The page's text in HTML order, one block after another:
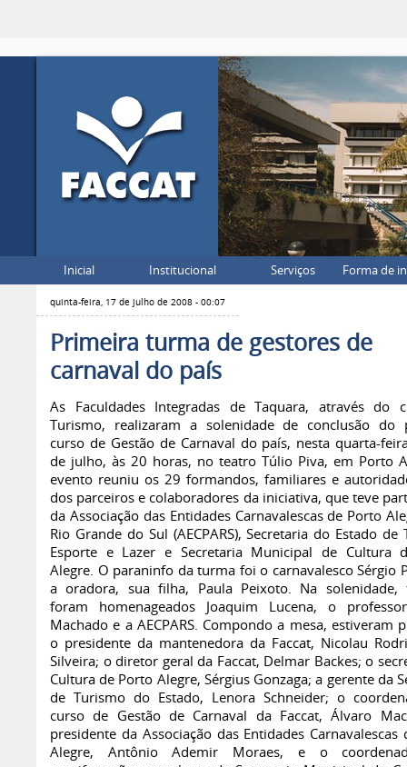
Inicial Institucional Serviços Forma de
quinta-feira, 17 de julho de 2008 - 00:07
Primeira turma de gestores de
carnaval do país
As Faculdades Integradas de Taquara, através do
Turismo, realizaram a solenidade de conclusão do
curso de Gestão de Carnaval do país, nesta quarta-
de julho, às 20 horas, no teatro Túlio Piva, em Porto
evento reuniu os 29 formandos, familiares e
dos parceiros e colaboradores da iniciativa, que teve
da Associação das Entidades Carnavalescas de Porto
Rio Grande do Sul (AECPARS), Secretaria do Estado de
Esporte e Lazer e Secretaria Municipal de Cultura
Alegre. O paraninfo da turma foi o carnavalesco Sérgio
a oradora, sua filha, Paula Peixoto. Na solenidade,
foram homenageados Joaquim Lucena, o
Machado e a AECPARS. Compondo a mesa, estiveram
o presidente da mantenedora da Faccat, Nicolau
Silveira; o diretor geral da Faccat, Delmar Backes; o
Cultura de Porto Alegre, Sérgius Gonzaga; a gerente da
de Turismo do Estado, Lenora Schneider; o
curso de Gestão de Carnaval da Faccat, Álvaro
presidente da Associação das Entidades Carnavalescas
Alegre, Antônio Ademir Moraes, e o